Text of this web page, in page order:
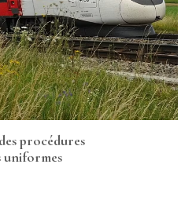
procédures
uniformes